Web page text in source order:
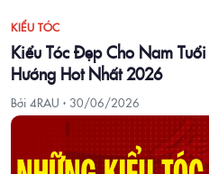
KIỂU TÓC
Kiểu Tóc Đẹp Cho Nam
Hướng Hot Nhất 2026
Bởi 4RAU · 30/06/2026